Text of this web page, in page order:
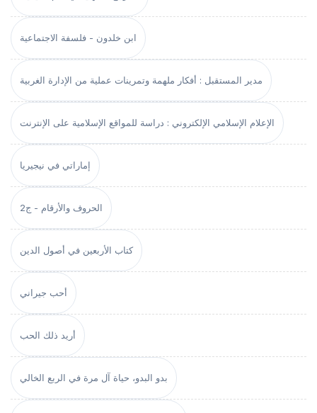
ابن خلدون - فلسفة الاجتماعية
مدير المستقبل : أفكار ملهمة وتمرينات عملية من الإدارة الغربية
الإعلام الإسلامي الإلكتروني : دراسة للمواقع الإسلامية على الإنترنت
إماراتي في نيجيريا
الحروف والأرقام - ج2
كتاب الأربعين في أصول الدين
أحب جيراني
أريد ذلك الحب
بدو البدو، حياة آل مرة في الربع الخالي